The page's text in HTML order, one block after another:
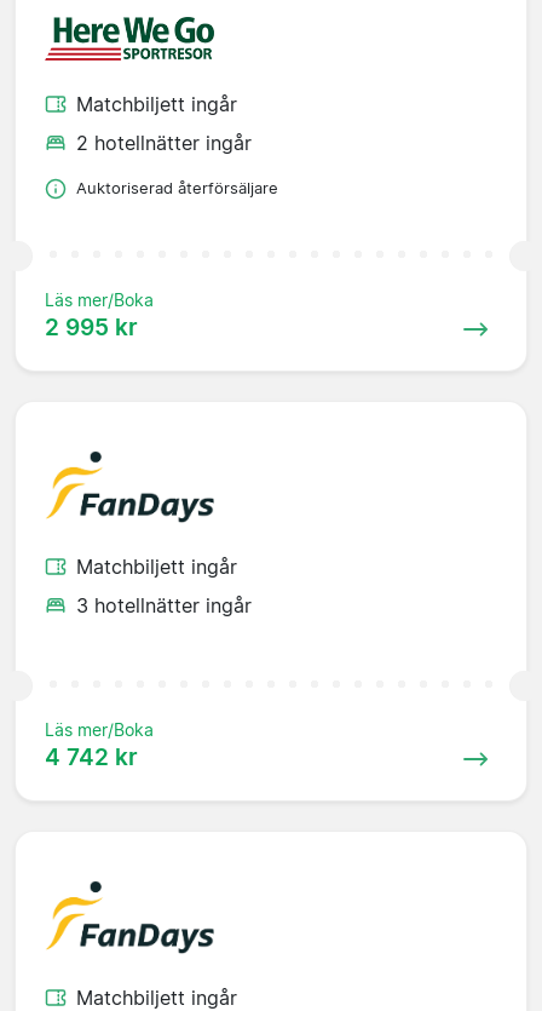
Matchbiljett ingår
2 hotellnätter ingår
Auktoriserad återförsäljare
Läs mer/Boka
2 995 kr
Matchbiljett ingår
3 hotellnätter ingår
Läs mer/Boka
4 742 kr
Matchbiljett ingår